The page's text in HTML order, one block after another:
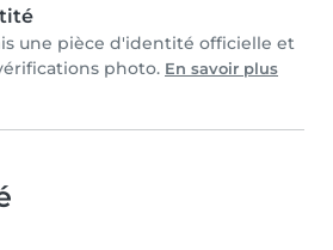
une pièce d'identité officielle et
photo. En savoir plus